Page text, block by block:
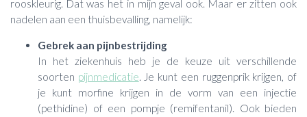
rooskleurig. Dat was het in mijn geval ook. Maar er zitten ook
nadelen aan een thuisbevalling, namelijk:
Gebrek aan pijnbestrijding
In het ziekenhuis heb je de keuze uit verschillende
soorten pijnmedicatie. Je kunt een ruggenprik krijgen, of
je kunt morfine krijgen in de vorm van een injectie
(pethidine) of een pompje (remifentanil). Ook bieden